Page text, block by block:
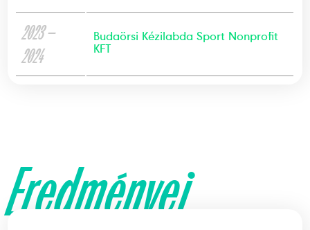
2023 —
2024
Budaörsi Kézilabda Sport Nonprofit
KFT
Eredményei